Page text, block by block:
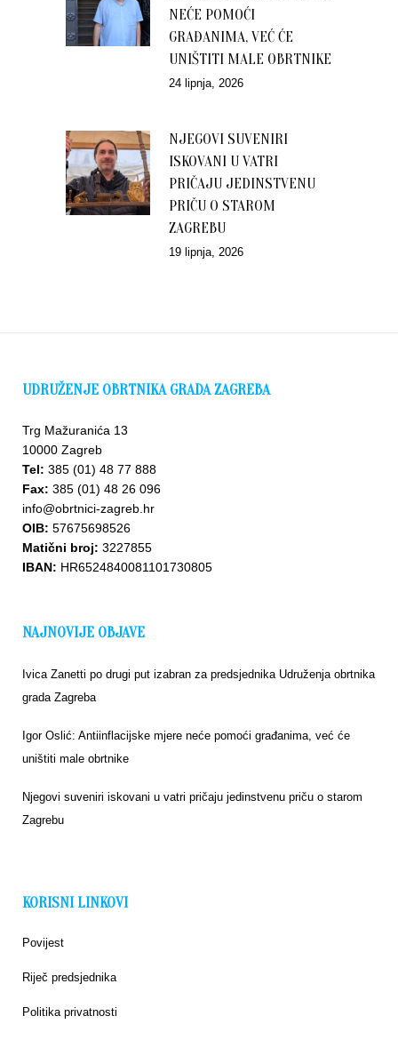
NEĆE POMOĆI
GRAĐANIMA, VEĆ ĆE
UNIŠTITI MALE OBRTNIKE
24 lipnja, 2026
NJEGOVI SUVENIRI
ISKOVANI U VATRI
PRIČAJU JEDINSTVENU
PRIČU O STAROM
ZAGREBU
19 lipnja, 2026
UDRUŽENJE OBRTNIKA GRADA ZAGREBA
Trg Mažuranića 13
10000 Zagreb
Tel: 385 (01) 48 77 888
Fax: 385 (01) 48 26 096
info@obrtnici-zagreb.hr
OIB: 57675698526
Matični broj: 3227855
IBAN: HR6524840081101730805
NAJNOVIJE OBJAVE
Ivica Zanetti po drugi put izabran za predsjednika Udruženja obrtnika
grada Zagreba
Igor Oslić: Antiinflacijske mjere neće pomoći građanima, već će
uništiti male obrtnike
Njegovi suveniri iskovani u vatri pričaju jedinstvenu priču o starom
Zagrebu
KORISNI LINKOVI
Povijest
Riječ predsjednika
Politika privatnosti